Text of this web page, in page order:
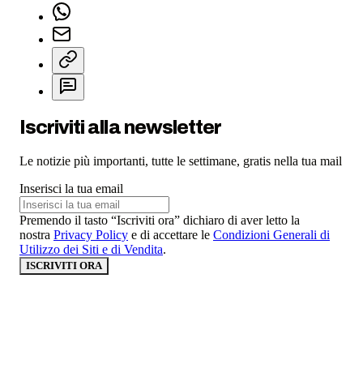
Iscriviti alla newsletter
Le notizie più importanti, tutte le settimane, gratis nella tua mail
Inserisci la tua email
Premendo il tasto “Iscriviti ora” dichiaro di aver letto la
nostra Privacy Policy e di accettare le Condizioni Generali di
Utilizzo dei Siti e di Vendita.
ISCRIVITI ORA